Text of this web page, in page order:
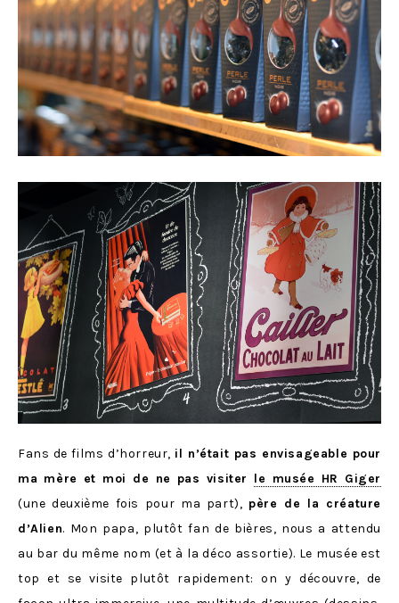
Fans de films d’horreur, il n’était pas envisageable pour
ma mère et moi de ne pas visiter le musée HR Giger
(une deuxième fois pour ma part), père de la créature
d’Alien. Mon papa, plutôt fan de bières, nous a attendu
au bar du même nom (et à la déco assortie). Le musée est
top et se visite plutôt rapidement: on y découvre, de